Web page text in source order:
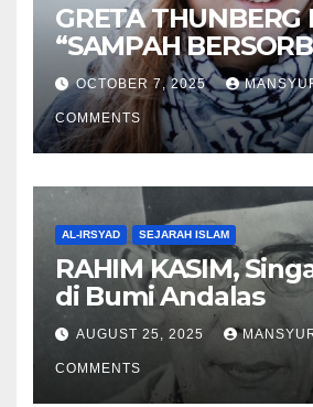
GRETA THUNBERG
“SAMPAH
OCTOBER 7, 2025
COMMENTS
AL-IRSYAD SEJARAH ISLAM
RAHIM KASIM,
di Bumi Andalas
AUGUST 25, 2025
COMMENTS